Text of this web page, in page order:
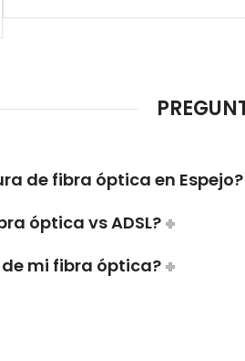
de fibra óptica en Espejo?
óptica vs ADSL?
mi fibra óptica?